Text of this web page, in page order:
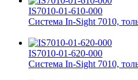
IS7010-01-610-000
Система In-Sight 7010,
IS7010-01-620-000
Система In-Sight 7010,